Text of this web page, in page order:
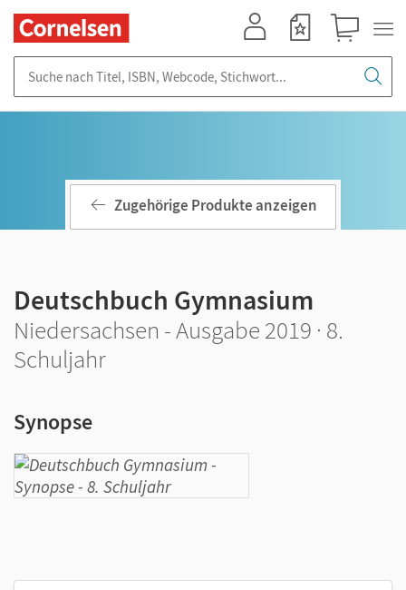
Zugehörige Produkte anzeigen
Deutschbuch Gymnasium
Niedersachsen - Ausgabe 2019 · 8.
Schuljahr
Synopse